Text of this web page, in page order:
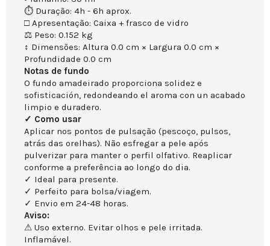
⏱ Duração: 4h - 6h aprox.
□ Apresentação: Caixa + frasco de vidro
⚖ Peso: 0.152 kg
↕ Dimensões: Altura 0.0 cm × Largura 0.0 cm ×
Profundidade 0.0 cm
Notas de fundo
O fundo amadeirado proporciona solidez e
sofisticación, redondeando el aroma con un acabado
limpio e duradero.
✓ Como usar
Aplicar nos pontos de pulsação (pescoço, pulsos,
atrás das orelhas). Não esfregar a pele após
pulverizar para manter o perfil olfativo. Reaplicar
conforme a preferência ao longo do dia.
✓ Ideal para presente.
✓ Perfeito para bolsa/viagem.
✓ Envio em 24-48 horas.
Aviso:
⚠ Uso externo. Evitar olhos e pele irritada.
Inflamável.